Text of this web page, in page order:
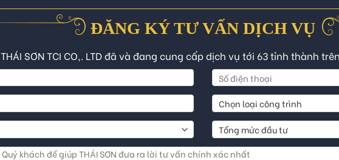
ĐĂNG KÝ TƯ VẤN DỊCH VỤ
THÁI SƠN TCI CO,. LTD đã và đang cung cấp dịch vụ tới 63 tỉnh thành